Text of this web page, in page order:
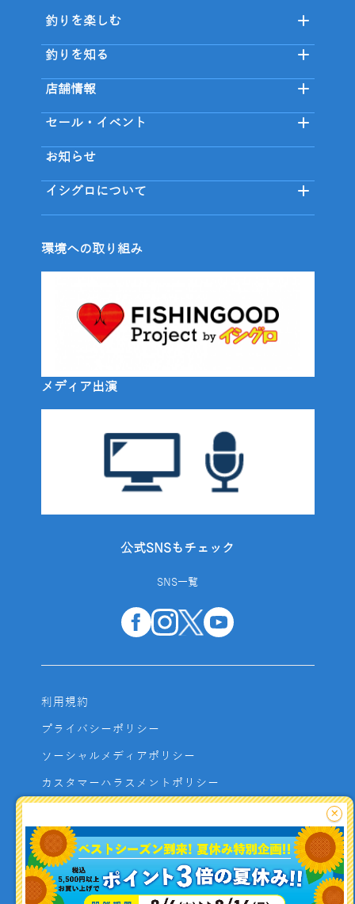
釣りを楽しむ
釣りを知る
店舗情報
セール・イベント
お知らせ
イシグロについて
環境への取り組み
メディア出演
公式SNSもチェック
SNS一覧
利用規約
プライバシーポリシー
ソーシャルメディアポリシー
カスタマーハラスメントポリシー
よくあるご質問
お問い合わせ
利用者資金の保全方法
×